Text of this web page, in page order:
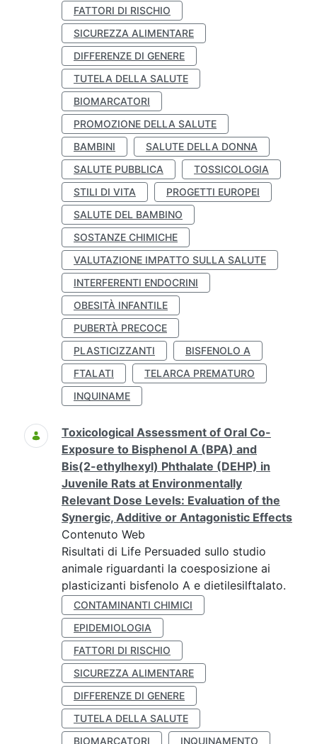
FATTORI DI RISCHIO
SICUREZZA ALIMENTARE
DIFFERENZE DI GENERE
TUTELA DELLA SALUTE
BIOMARCATORI
PROMOZIONE DELLA SALUTE
BAMBINI
SALUTE DELLA DONNA
SALUTE PUBBLICA
TOSSICOLOGIA
STILI DI VITA
PROGETTI EUROPEI
SALUTE DEL BAMBINO
SOSTANZE CHIMICHE
VALUTAZIONE IMPATTO SULLA SALUTE
INTERFERENTI ENDOCRINI
OBESITÀ INFANTILE
PUBERTÀ PRECOCE
PLASTICIZZANTI
BISFENOLO A
FTALATI
TELARCA PREMATURO
INQUINAME
Toxicological Assessment of Oral Co-
Exposure to Bisphenol A (BPA) and
Bis(2-ethylhexyl) Phthalate (DEHP) in
Juvenile Rats at Environmentally
Relevant Dose Levels: Evaluation of the
Synergic, Additive or Antagonistic Effects
Contenuto Web
Risultati di Life Persuaded sullo studio
animale riguardanti la coesposizione ai
plasticizanti bisfenolo A e dietilesilftalato.
CONTAMINANTI CHIMICI
EPIDEMIOLOGIA
FATTORI DI RISCHIO
SICUREZZA ALIMENTARE
DIFFERENZE DI GENERE
TUTELA DELLA SALUTE
BIOMARCATORI
INQUINAMENTO